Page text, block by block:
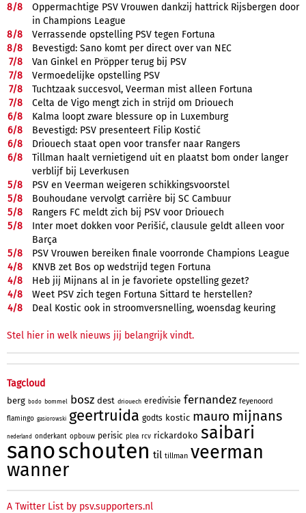
8/8
Oppermachtige PSV Vrouwen dankzij hattrick Rijsbergen door
in Champions League
8/8
Verrassende opstelling PSV tegen Fortuna
8/8
Bevestigd: Sano komt per direct over van NEC
7/8
Van Ginkel en Pröpper terug bij PSV
7/8
Vermoedelijke opstelling PSV
7/8
Tuchtzaak succesvol, Veerman mist alleen Fortuna
7/8
Celta de Vigo mengt zich in strijd om Driouech
6/8
Kalma loopt zware blessure op in Luxemburg
6/8
Bevestigd: PSV presenteert Filip Kostić
6/8
Driouech staat open voor transfer naar Rangers
6/8
Tillman haalt vernietigend uit en plaatst bom onder langer
verblijf bij Leverkusen
5/8
PSV en Veerman weigeren schikkingsvoorstel
5/8
Bouhoudane vervolgt carrière bij SC Cambuur
5/8
Rangers FC meldt zich bij PSV voor Driouech
5/8
Inter moet dokken voor Perišić, clausule geldt alleen voor
Barça
5/8
PSV Vrouwen bereiken finale voorronde Champions League
4/8
KNVB zet Bos op wedstrijd tegen Fortuna
4/8
Heb jij Mijnans al in je favoriete opstelling gezet?
4/8
Weet PSV zich tegen Fortuna Sittard te herstellen?
4/8 Deal Kostic ook in stroomversnelling, woensdag keuring
Stel hier in welk nieuws jij belangrijk vindt.
Tagcloud
berg bodo bommel bosz dest driouech eredivisie fernandez feyenoord
flamingo gasiorowski geertruida godts kostic mauro mijnans
nederland onderkant opbouw perisic plea rcv rickardoko saibari
sanoschouten til tillman veerman
wanner
A Twitter List by psv.supporters.nl